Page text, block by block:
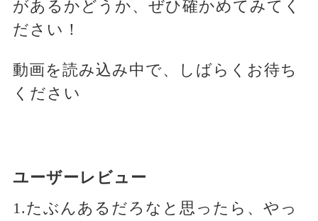
があるかどうか、ぜひ確かめてみてく
ださい！
動画を読み込み中で、しばらくお待ち
ください
ユーザーレビュー
1.たぶんあるだろなと思ったら、やっ